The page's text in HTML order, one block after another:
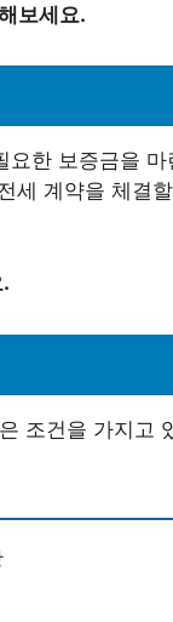
보세요.
한 보증금을
세 계약을 체결
조건을 가지고